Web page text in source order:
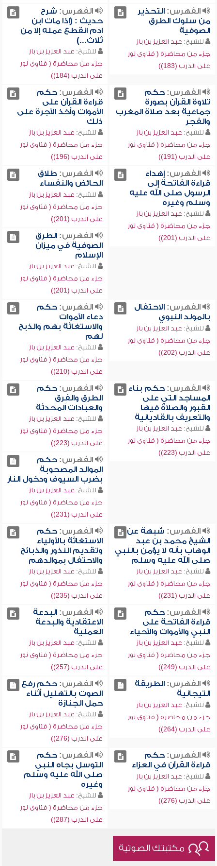
الفهرس:التحذير
من سلوك الطرق
الصوفية
للشيخ: عبد العزيز بن باز
جزء من محاضرة ( فتاوى نور
على الدرب (183))
الفهرس: شرح
حديث : (إذا مات ابن
آدم انقطع عمله إلا من
ثلاث...)
للشيخ: عبد العزيز بن باز
جزء من محاضرة ( فتاوى نور
على الدرب (184))
الفهرس:حكم
تلاوة القرآن بصورة
جماعية بعد صلاة المغرب
والفجر
للشيخ: عبد العزيز بن باز
جزء من محاضرة ( فتاوى نور
على الدرب (191))
الفهرس:حكم
قراءة القرآن على
الأموات وأخذ الأجرة على
ذلك
للشيخ: عبد العزيز بن باز
جزء من محاضرة ( فتاوى نور
على الدرب (196))
الفهرس:إهداء
قراءة الفاتحة إلى
الرسول صلى الله عليه
وسلم وغيره
للشيخ: عبد العزيز بن باز
جزء من محاضرة ( فتاوى نور
على الدرب (201))
الفهرس: طلاق
الحائض والنفساء
للشيخ: عبد العزيز بن باز
جزء من محاضرة ( فتاوى نور
على الدرب (201))
الفهرس:الطرق
الصوفية في ميزان
الإسلام
للشيخ: عبد العزيز بن باز
جزء من محاضرة ( فتاوى نور
على الدرب (201))
الفهرس:الاحتفال
بالمولد النبوي
للشيخ: عبد العزيز بن باز
جزء من محاضرة ( فتاوى نور
على الدرب (202))
الفهرس:حكم
دعاء الأموات
والاستغاثة بهم والذبح
لهم
للشيخ: عبد العزيز بن باز
جزء من محاضرة ( فتاوى نور
على الدرب (210))
الفهرس:حكم بناء
المساجد التي على
القبور والصلاة فيها
والتعريف بالقاديانية
للشيخ: عبد العزيز بن باز
جزء من محاضرة ( فتاوى نور
على الدرب (223))
الفهرس:حكم
الطرق والفِرق
والعبادات المحدثة
للشيخ: عبد العزيز بن باز
جزء من محاضرة ( فتاوى نور
على الدرب (223))
الفهرس:حكم
الموالد المصحوبة
بضرب السيوف ودخول النار
للشيخ: عبد العزيز بن باز
جزء من محاضرة ( فتاوى نور
على الدرب (231))
الفهرس: شبهة عن
الشيخ محمد بن عبد
الوهاب بأنه لا يؤمن بالنبي
صلى الله عليه وسلم
للشيخ: عبد العزيز بن باز
جزء من محاضرة ( فتاوى نور
على الدرب (231))
الفهرس:حكم
الاستغاثة بالأولياء
وتقديم النذور والذبائح
والاحتفال بموالدهم
للشيخ: عبد العزيز بن باز
جزء من محاضرة ( فتاوى نور
على الدرب (235))
الفهرس:حكم
قراءة الفاتحة على
النبي والأموات والأحياء
للشيخ: عبد العزيز بن باز
جزء من محاضرة ( فتاوى نور
على الدرب (249))
الفهرس:البدعة
الاعتقادية والبدعة
العملية
للشيخ: عبد العزيز بن باز
جزء من محاضرة ( فتاوى نور
على الدرب (257))
الفهرس:الطريقة
التيجانية
للشيخ: عبد العزيز بن باز
جزء من محاضرة ( فتاوى نور
على الدرب (264))
الفهرس:حكم رفع
الصوت بالتهليل أثناء
حمل الجنازة
للشيخ: عبد العزيز بن باز
جزء من محاضرة ( فتاوى نور
على الدرب (276))
الفهرس:حكم
قراءة القرآن في العزاء
للشيخ: عبد العزيز بن باز
جزء من محاضرة ( فتاوى نور
على الدرب (276))
الفهرس:حكم
التوسل بجاه النبي
صلى الله عليه وسلم
وغيره
للشيخ: عبد العزيز بن باز
جزء من محاضرة ( فتاوى نور
على الدرب (287))
مكتبتك الصوتية